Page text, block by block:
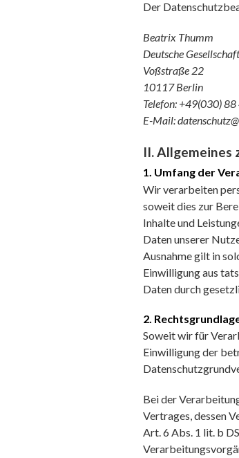
Der
Beatrix Thumm
Deutsche
Voßstraße 22
10117 Berlin
Telefon: +49(030)
E-Mail:
II.
1. Umfang der
Wir verarbeiten
soweit dies zur
Inhalte und
Daten unserer
Ausnahme gilt in
Einwilligung aus
Daten durch
2.
Soweit wir für
Einwilligung der
Bei der
Vertrages, dessen
Art. 6 Abs. 1 lit. b